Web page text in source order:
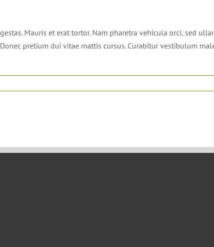
Mauris et erat tortor. Nam pharetra vehicula orci, sed
pretium dui vitae mattis cursus. Curabitur vestibulum